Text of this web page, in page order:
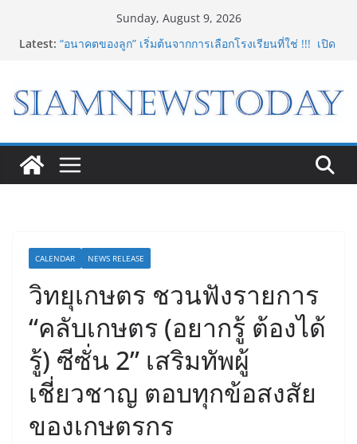
Sunday, August 9, 2026
Latest: “อนาคตของลูก” เริ่มต้นจากการเลือกโรงเรียนที่ใช่ !!! เปิด
Premium Store แห่งแรกในไทย สร้าง Community แห่ง
การเรียนรู้ผ่าน 3D Printing
“Rise of the Tenth Lord” เปิดสงครามกิลด์ข้ามประเทศ
ฉลองเซิร์ฟเวอร์ใหม่ เฮเลนา
8.8 “ซูเลียน” รวมพลังนักธุรกิจทั่วประเทศ จัดประชุมใหญ่
แห่งปี พบ CEO “ดร.ปิยะวัฒน์” ถ่ายทอดวิสัยทัศน์ธุรกิจ
CALENDAR NEWS RELEASE
วิทยุเกษตร ชวนฟังรายการ
“คลับเกษตร (อยากรู้ ต้องได้
รู้) ซีซั่น 2” เสริมทัพผู้
เชี่ยวชาญ ตอบทุกข้อสงสัย
ของเกษตรกร